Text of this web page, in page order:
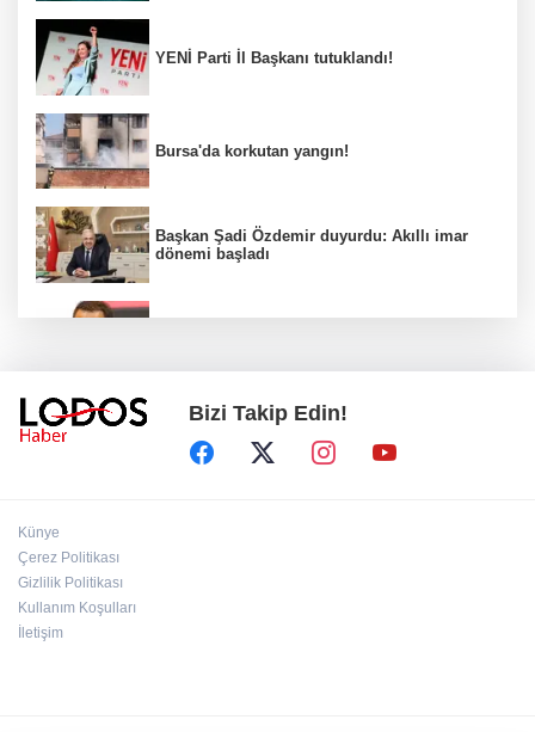
YENİ Parti İl Başkanı tutuklandı!
Bursa'da korkutan yangın!
Başkan Şadi Özdemir duyurdu: Akıllı imar
dönemi başladı
Bakan Gürlek duyurdu: İki çocuk cinayeti
aydınlatıldı!
Bizi Takip Edin!
Künye
Çerez Politikası
Gizlilik Politikası
Kullanım Koşulları
İletişim